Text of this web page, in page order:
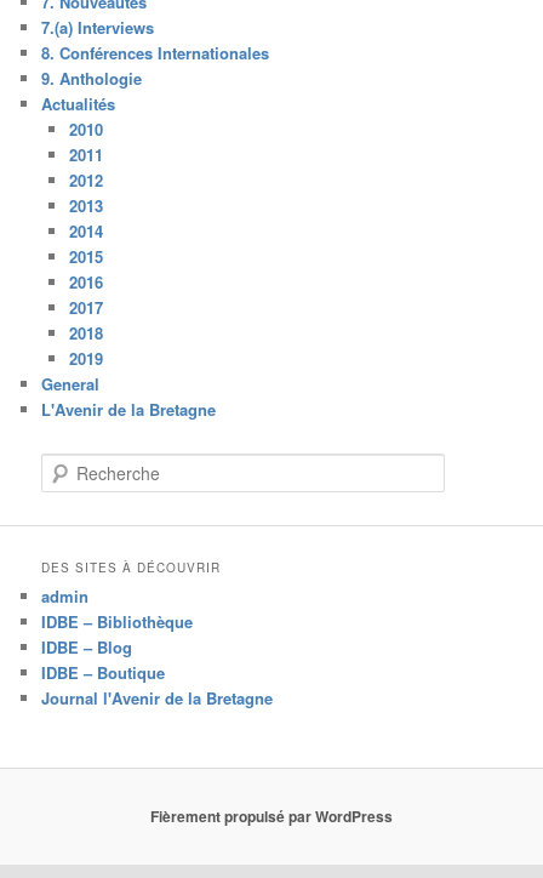
7.(a) Interviews
8. Conférences Internationales
9. Anthologie
Actualités
2010
2011
2012
2013
2014
2015
2016
2017
2018
2019
General
L'Avenir de la Bretagne
e
c
h
e
DES SITES À DÉCOUVRIR
admin
IDBE – Bibliothèque
IDBE – Blog
IDBE – Boutique
Journal l'Avenir de la Bretagne
Fièrement propulsé par WordPress